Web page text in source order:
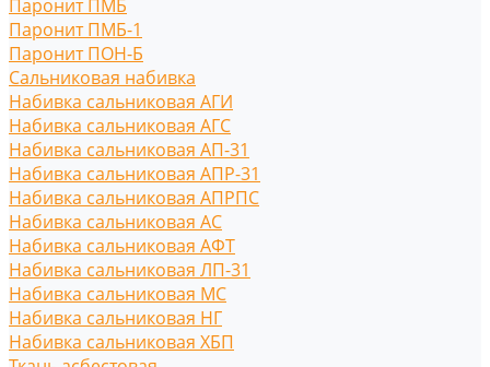
Паронит ПМБ
Паронит ПМБ-1
Паронит ПОН-Б
Сальниковая набивка
Набивка сальниковая АГИ
Набивка сальниковая АГС
Набивка сальниковая АП-31
Набивка сальниковая АПР-31
Набивка сальниковая АПРПС
Набивка сальниковая АС
Набивка сальниковая АФТ
Набивка сальниковая ЛП-31
Набивка сальниковая МС
Набивка сальниковая НГ
Набивка сальниковая ХБП